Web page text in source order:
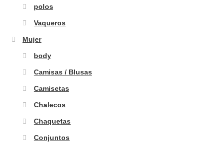
polos
Vaqueros
Mujer
body
Camisas / Blusas
Camisetas
Chalecos
Chaquetas
Conjuntos